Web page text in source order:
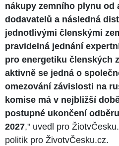
nákupy zemního plynu od
dodavatelů a následná
jednotlivými členskými
pravidelná jednání
pro energetiku členských
aktivně se jedná o
omezování závislosti na
komise má v nejbližší
postupné ukončení
2027," uvedl pro
politik pro ŽivotvČesku.cz.